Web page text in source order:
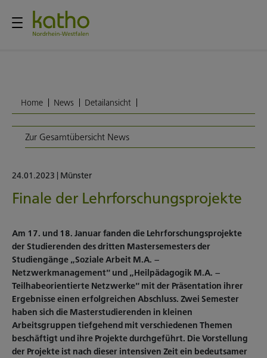
Home News Detailansicht
Zur Gesamtübersicht News
24.01.2023 Münster
Finale der Lehrforschungsprojekte
Am 17. und 18. Januar fanden die Lehrforschungsprojekte
der Studierenden des dritten Mastersemesters der
Studiengänge „Soziale Arbeit M.A. –
Netzwerkmanagement“ und „Heilpädagogik M.A. –
Teilhabeorientierte Netzwerke“ mit der Präsentation ihrer
Ergebnisse einen erfolgreichen Abschluss. Zwei Semester
haben sich die Masterstudierenden in kleinen
Arbeitsgruppen tiefgehend mit verschiedenen Themen
beschäftigt und ihre Projekte durchgeführt. Die Vorstellung
der Projekte ist nach dieser intensiven Zeit ein bedeutsamer